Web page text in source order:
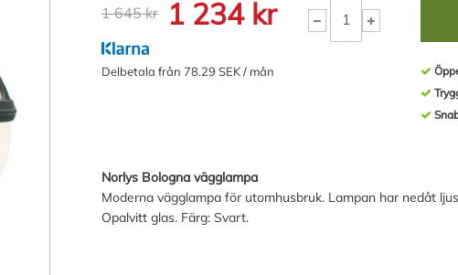
1 645 kr 1 234 kr
Delbetala från 78.29 SEK / mån
Norlys Bologna vägglampa
Moderna vägglampa för utomhusbruk. Lampan har nedåt
Opalvitt glas. Färg: Svart.